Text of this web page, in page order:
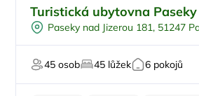
U lesa
Firemní akce/teambuilding
Pro svatby a oslavy
Turistická ubytovna Paseky
Paseky nad Jizerou 181, 51247
45 osob 45 lůžek 6 pokojů